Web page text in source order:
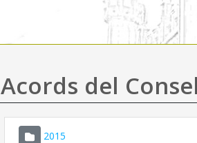
Acords del
2015